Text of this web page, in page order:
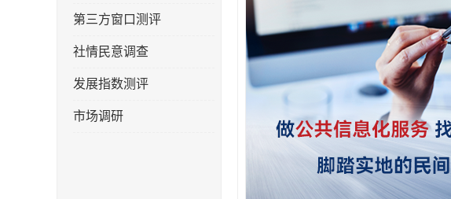
第三方窗口测评
社情民意调查
发展指数测评
市场调研